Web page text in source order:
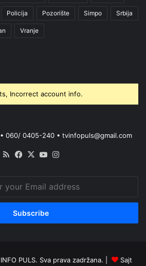
Policija Pozorište Simpo Srbija
Vranje
Incorrect account info.
060/ 0405-240 • tvinfopuls@gmail.com
RSS Facebook
X YouTube
PULS. Sva prava zadržana. | Sajt